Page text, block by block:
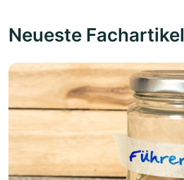
Neueste Fachartikel